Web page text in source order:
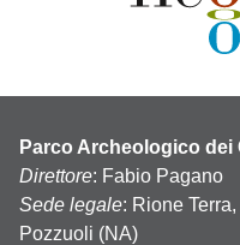
Parco Archeologico dei
Direttore: Fabio Pagano
Sede legale: Rione
Pozzuoli (NA)